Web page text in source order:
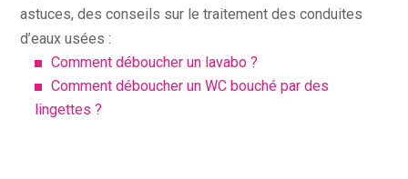
astuces, des conseils sur le traitement des conduites
d’eaux usées :
Comment déboucher un lavabo ?
Comment déboucher un WC bouché par des
lingettes ?